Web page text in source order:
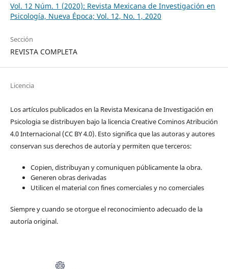
Vol. 12 Núm. 1 (2020): Revista Mexicana de Investigación en
Psicología, Nueva Época; Vol. 12, No. 1, 2020
Sección
REVISTA COMPLETA
Licencia
Los artículos publicados en la Revista Mexicana de Investigación en
Psicologia se distribuyen bajo la licencia Creative Cominos Atribución
4.0 Internacional (CC BY 4.0). Esto significa que las autoras y autores
conservan sus derechos de autoría y permiten que terceros:
Copien, distribuyan y comuniquen públicamente la obra.
Generen obras derivadas
Utilicen el material con fines comerciales y no comerciales
Siempre y cuando se otorgue el reconocimiento adecuado de la
autoría original.